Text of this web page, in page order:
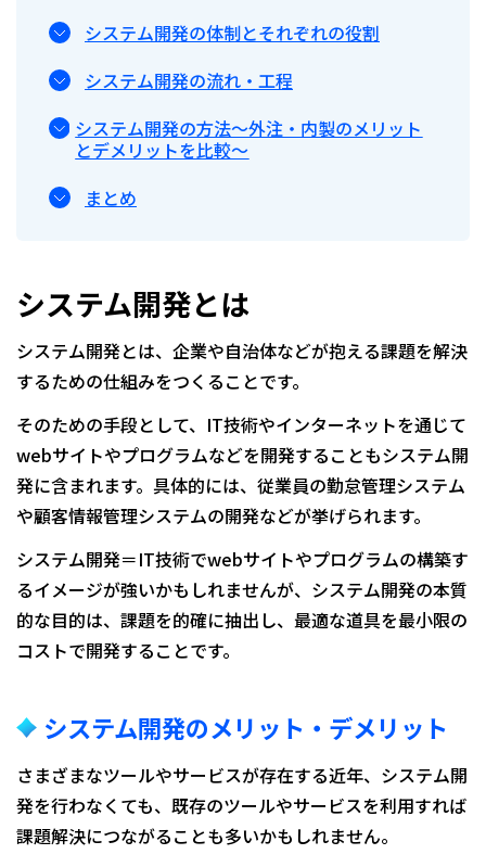
システム開発の体制とそれぞれの役割
システム開発の流れ・工程
システム開発の方法〜外注・内製のメリット
とデメリットを比較〜
まとめ
システム開発とは
システム開発とは、企業や自治体などが抱える課題を解決
するための仕組みをつくることです。
そのための手段として、IT技術やインターネットを通じて
webサイトやプログラムなどを開発することもシステム開
発に含まれます。具体的には、従業員の勤怠管理システム
や顧客情報管理システムの開発などが挙げられます。
システム開発＝IT技術でwebサイトやプログラムの構築す
るイメージが強いかもしれませんが、システム開発の本質
的な目的は、課題を的確に抽出し、最適な道具を最小限の
コストで開発することです。
システム開発のメリット・デメリット
さまざまなツールやサービスが存在する近年、システム開
発を行わなくても、既存のツールやサービスを利用すれば
課題解決につながることも多いかもしれません。